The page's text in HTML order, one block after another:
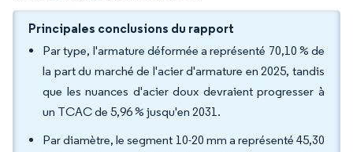
Principales conclusions du rapport
Par type, l'armature déformée a représenté 70,10 % de
la part du marché de l'acier d'armature en 2025, tandis
que les nuances d'acier doux devraient progresser à
un TCAC de 5,96 % jusqu'en 2031.
Par diamètre, le segment 10-20 mm a représenté 45,30